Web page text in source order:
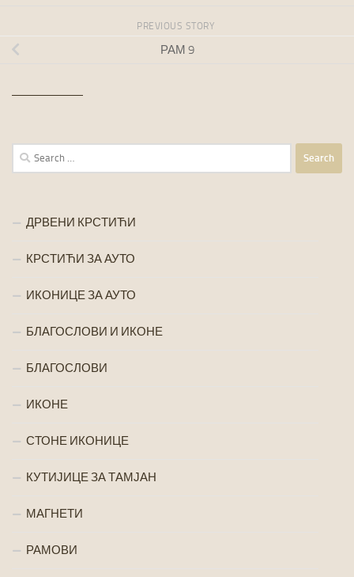
PREVIOUS STORY
РАМ 9
Search
for:
ДРВЕНИ КРСТИЋИ
КРСТИЋИ ЗА АУТО
ИКОНИЦЕ ЗА АУТО
БЛАГОСЛОВИ И ИКОНЕ
БЛАГОСЛОВИ
ИКОНЕ
СТОНЕ ИКОНИЦЕ
КУТИЈИЦЕ ЗА ТАМЈАН
МАГНЕТИ
РАМОВИ